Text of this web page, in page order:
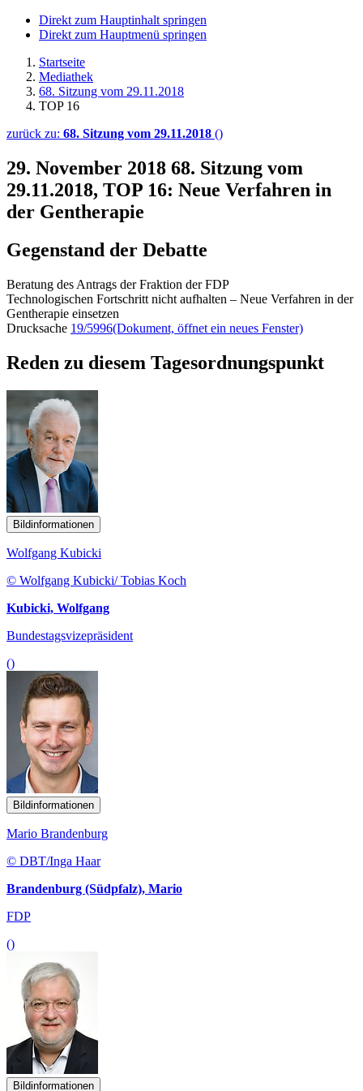
Direkt zum Hauptinhalt springen
Direkt zum Hauptmenü springen
Startseite
Mediathek
68. Sitzung vom 29.11.2018
TOP 16
zurück zu: 68. Sitzung vom 29.11.2018 ()
29. November 2018 68. Sitzung vom
29.11.2018, TOP 16: Neue Verfahren in
der Gentherapie
Gegenstand der Debatte
Beratung des Antrags der Fraktion der FDP
Technologischen Fortschritt nicht aufhalten – Neue Verfahren in der
Gentherapie einsetzen
Drucksache 19/5996(Dokument, öffnet ein neues Fenster)
Reden zu diesem Tagesordnungspunkt
Bildinformationen
Wolfgang Kubicki
© Wolfgang Kubicki/ Tobias Koch
Kubicki, Wolfgang
Bundestagsvizepräsident
()
Bildinformationen
Mario Brandenburg
© DBT/Inga Haar
Brandenburg (Südpfalz), Mario
FDP
()
Bildinformationen